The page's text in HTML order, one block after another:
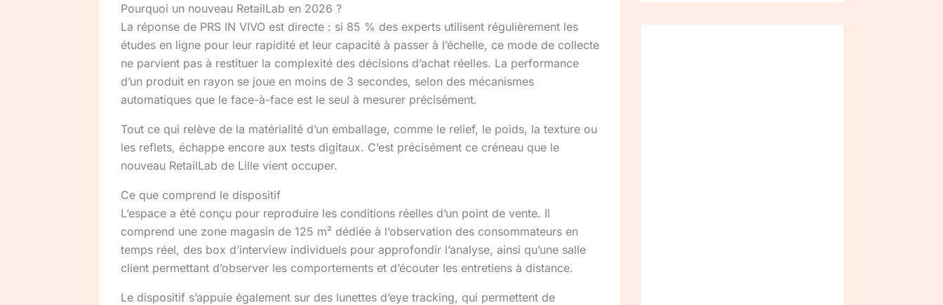
Pourquoi un nouveau RetailLab en 2026 ?
La réponse de PRS IN VIVO est directe : si 85 % des experts utilisent régulièrement les
études en ligne pour leur rapidité et leur capacité à passer à l’échelle, ce mode de collecte
ne parvient pas à restituer la complexité des décisions d’achat réelles. La performance
d’un produit en rayon se joue en moins de 3 secondes, selon des mécanismes
automatiques que le face-à-face est le seul à mesurer précisément.
Tout ce qui relève de la matérialité d’un emballage, comme le relief, le poids, la texture ou
les reflets, échappe encore aux tests digitaux. C’est précisément ce créneau que le
nouveau RetailLab de Lille vient occuper.
Ce que comprend le dispositif
L’espace a été conçu pour reproduire les conditions réelles d’un point de vente. Il
comprend une zone magasin de 125 m² dédiée à l’observation des consommateurs en
temps réel, des box d’interview individuels pour approfondir l’analyse, ainsi qu’une salle
client permettant d’observer les comportements et d’écouter les entretiens à distance.
Le dispositif s’appuie également sur des lunettes d’eye tracking, qui permettent de